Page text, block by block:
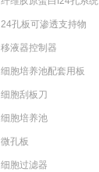
24孔板可渗透支持物
移液器控制器
细胞培养池配套用板
细胞刮板刀
细胞培养池
微孔板
细胞过滤器